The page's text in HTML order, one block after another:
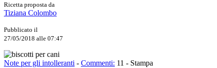
Ricetta proposta da
Tiziana Colombo
Pubblicato il
27/05/2018 alle 07:47
Note per gli intolleranti - Commenti: 11 - Stampa